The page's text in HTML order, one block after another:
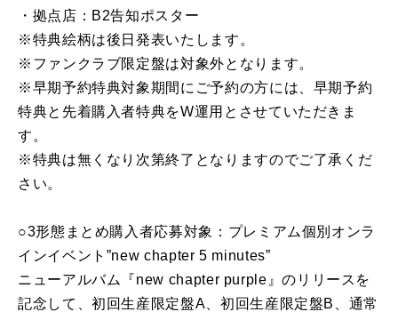
・拠点店：B2告知ポスター
※特典絵柄は後日発表いたします。
※ファンクラブ限定盤は対象外となります。
※早期予約特典対象期間にご予約の方には、早期予約
特典と先着購入者特典をW運用とさせていただきま
す。
※特典は無くなり次第終了となりますのでご了承くだ
さい。
○3形態まとめ購入者応募対象：プレミアム個別オンラ
インイベント”new chapter 5 minutes”
ニューアルバム『new chapter purple』のリリースを
記念して、初回生産限定盤A、初回生産限定盤B、通常